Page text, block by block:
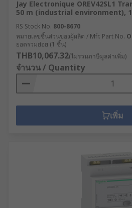
Jay Electronique OREV42SL1
50 m (industrial environment),
RS Stock No. 800-8670
หมายเลขชิ้นส่วนของผู้ผลิต / Mfr. Part No.
ยอดรวมย่อย (1 ชิ้น)
THB10,067.32(ไม่รวมภาษีมูลค่าเพิ่ม)
จำนวน / Quantity
เพิ่ม